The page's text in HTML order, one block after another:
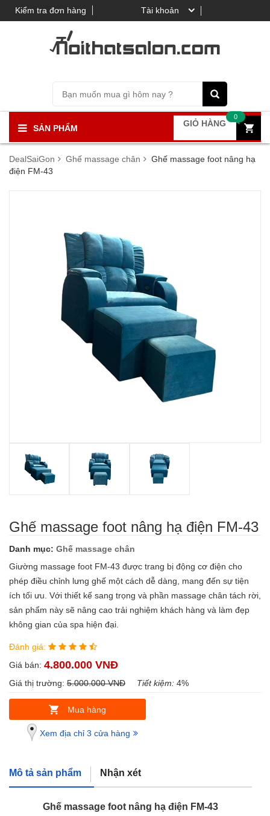
Tài khoản
Kiểm tra đơn hàng
SẢN PHẨM GIỎ HÀNG
0
DealSaiGon Ghế massage chân
Ghế massage foot nâng hạ
điện FM-43
Ghế massage foot nâng hạ điện FM-43
Danh mục: Ghế massage chân
Giường massage foot FM-43 được trang bị động cơ điện cho
phép điều chỉnh lưng ghế một cách dễ dàng, mang đến sự tiện
ích tối ưu. Với thiết kế sang trọng và phần massage chân tách rời,
sản phẩm này sẽ nâng cao trải nghiệm khách hàng và làm đẹp
không gian của spa hiện đại.
Đánh giá:
Giá bán: 4.800.000 VNĐ
Giá thị trường: 5.000.000 VNĐ Tiết kiệm: 4%
Mua hàng
Xem địa chỉ 3 cửa hàng
Mô tả sản phẩm Nhận xét
Ghế massage foot nâng hạ điện FM-43